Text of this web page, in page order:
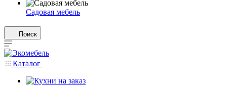
Садовая мебель
Поиск
Каталог